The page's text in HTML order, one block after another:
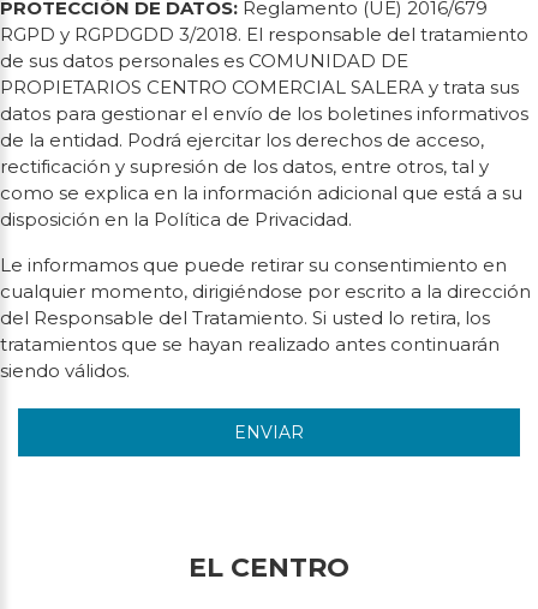
PROTECCIÓN DE DATOS: Reglamento (UE) 2016/679
RGPD y RGPDGDD 3/2018. El responsable del tratamiento
de sus datos personales es COMUNIDAD DE
PROPIETARIOS CENTRO COMERCIAL SALERA y trata sus
datos para gestionar el envío de los boletines informativos
de la entidad. Podrá ejercitar los derechos de acceso,
rectificación y supresión de los datos, entre otros, tal y
como se explica en la información adicional que está a su
disposición en la Política de Privacidad.
Le informamos que puede retirar su consentimiento en
cualquier momento, dirigiéndose por escrito a la dirección
del Responsable del Tratamiento. Si usted lo retira, los
tratamientos que se hayan realizado antes continuarán
siendo válidos.
ENVIAR
EL CENTRO